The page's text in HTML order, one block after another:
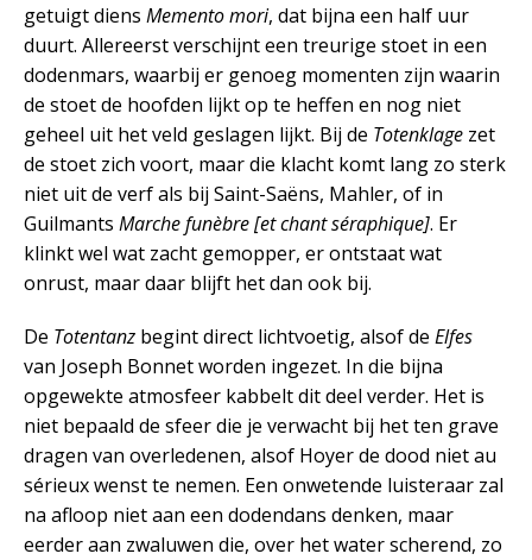
getuigt diens Memento mori, dat bijna een half uur
duurt. Allereerst verschijnt een treurige stoet in een
dodenmars, waarbij er genoeg momenten zijn waarin
de stoet de hoofden lijkt op te heffen en nog niet
geheel uit het veld geslagen lijkt. Bij de Totenklage zet
de stoet zich voort, maar die klacht komt lang zo sterk
niet uit de verf als bij Saint-Saëns, Mahler, of in
Guilmants Marche funèbre [et chant séraphique]. Er
klinkt wel wat zacht gemopper, er ontstaat wat
onrust, maar daar blijft het dan ook bij.
De Totentanz begint direct lichtvoetig, alsof de Elfes
van Joseph Bonnet worden ingezet. In die bijna
opgewekte atmosfeer kabbelt dit deel verder. Het is
niet bepaald de sfeer die je verwacht bij het ten grave
dragen van overledenen, alsof Hoyer de dood niet au
sérieux wenst te nemen. Een onwetende luisteraar zal
na afloop niet aan een dodendans denken, maar
eerder aan zwaluwen die, over het water scherend, zo